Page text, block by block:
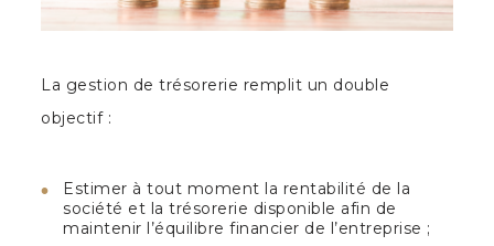
La gestion de trésorerie remplit un double
objectif :
Estimer à tout moment la rentabilité de la
société et la trésorerie disponible afin de
maintenir l’équilibre financier de l’entreprise ;